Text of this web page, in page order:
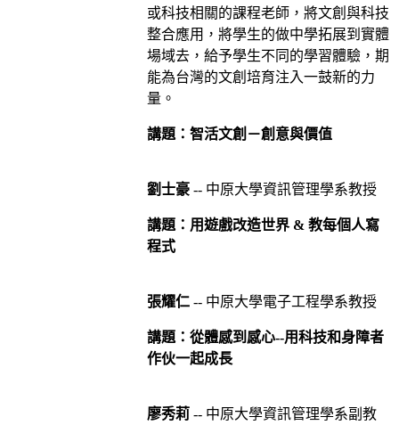
或科技相關的課程老師，將文創與科技
整合應用，將學生的做中學拓展到實體
場域去，給予學生不同的學習體驗，期
能為台灣的文創培育注入一鼓新的力
量。
講題：智活文創－創意與價值
劉士豪 -- 中原大學資訊管理學系教授
講題：用遊戲改造世界 & 教每個人寫
程式
張耀仁 -- 中原大學電子工程學系教授
講題：從體感到感心--用科技和身障者
作伙一起成長
廖秀莉 -- 中原大學資訊管理學系副教